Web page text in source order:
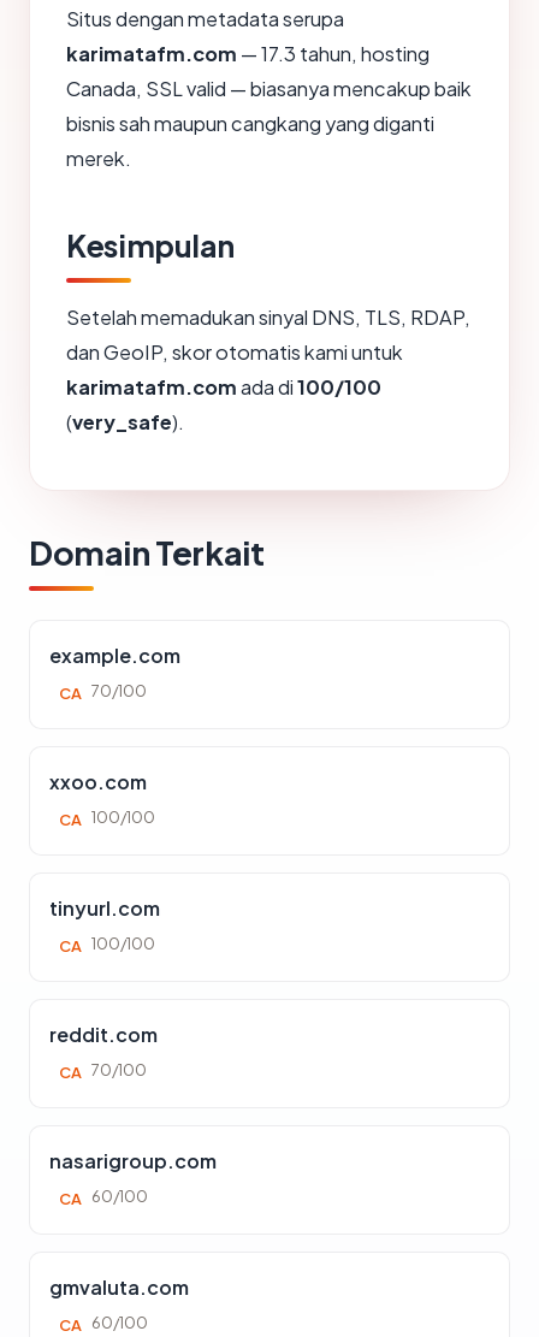
Situs dengan metadata serupa
karimatafm.com — 17.3 tahun, hosting
Canada, SSL valid — biasanya mencakup baik
bisnis sah maupun cangkang yang diganti
merek.
Kesimpulan
Setelah memadukan sinyal DNS, TLS, RDAP,
dan GeoIP, skor otomatis kami untuk
karimatafm.comada di100/100
(very_safe).
Domain Terkait
example.com
CA 70/100
xxoo.com
CA 100/100
tinyurl.com
CA 100/100
reddit.com
CA 70/100
nasarigroup.com
CA 60/100
gmvaluta.com
CA 60/100